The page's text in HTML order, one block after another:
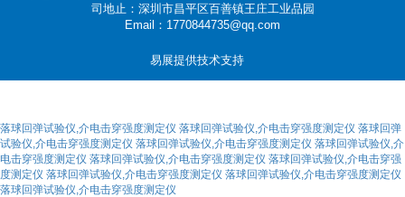
司地止：深圳市昌平区百善镇王庄工业品园
Email：1770844735@qq.com
易展提供技术支持
落球回弹试验仪,介电击穿强度测定仪 落球回弹试验仪,介电击穿强度测定仪 落球回弹
试验仪,介电击穿强度测定仪 落球回弹试验仪,介电击穿强度测定仪 落球回弹试验仪,介
电击穿强度测定仪 落球回弹试验仪,介电击穿强度测定仪 落球回弹试验仪,介电击穿强
度测定仪 落球回弹试验仪,介电击穿强度测定仪 落球回弹试验仪,介电击穿强度测定仪
落球回弹试验仪,介电击穿强度测定仪